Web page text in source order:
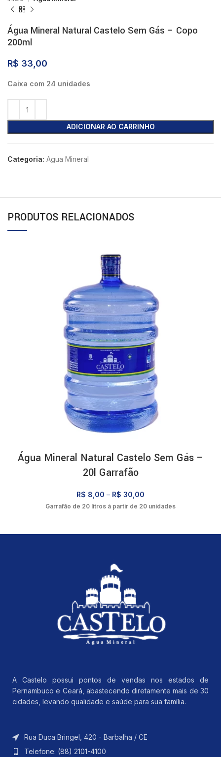
Água Mineral Natural Castelo Sem Gás – Copo
200ml
R$ 33,00
Caixa com 24 unidades
ADICIONAR AO CARRINHO
Categoria: Agua Mineral
PRODUTOS RELACIONADOS
Água Mineral Natural Castelo Sem Gás –
20l Garrafão
R$ 8,00 – R$ 30,00
Garrafão de 20 litros à partir de 20 unidades
A Castelo possui pontos de vendas nos estados de
Pernambuco e Ceará, abastecendo diretamente mais de 30
cidades, levando qualidade e saúde para sua família.
Rua Duca Bringel, 420 - Barbalha / CE
Telefone: (88) 2101-4100